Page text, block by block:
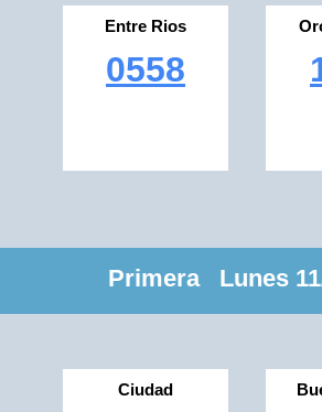
Entre Rios
0558
Primera Lunes
Ciudad